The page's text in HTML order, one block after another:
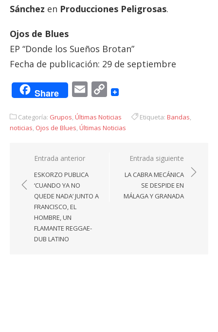
Sánchez en Producciones Peligrosas.
Ojos de Blues
EP “Donde los Sueños Brotan”
Fecha de publicación: 29 de septiembre
Share EmailCopy
Categoría: Grupos,Últimas Noticias Etiqueta: Bandas,
noticias, Ojos de Blues,Últimas Noticias
Navegación
entradas
Entrada anterior
ESKORZO PUBLICA
‘CUANDO YA NO
QUEDE NADA’ JUNTO A
FRANCISCO, EL
HOMBRE, UN
FLAMANTE REGGAE-
DUB LATINO
Entrada siguiente
LA CABRA MECÁNICA
SE DESPIDE EN
MÁLAGA Y GRANADA